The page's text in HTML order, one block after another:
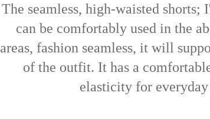
The seamless, high-waisted shorts;
can be comfortably used in the
areas, fashion seamless, it will
of the outfit. It has a
elasticity for everyday